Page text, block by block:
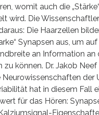
womit auch die
wird. Die Wissenschaftler
Die Haarzellen
Synapsen aus, um
an Information an
zu können. Dr. Jakob
der
hat in diesem Fall
für das Hören: